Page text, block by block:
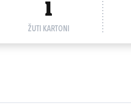
1
ŽUTI KARTONI